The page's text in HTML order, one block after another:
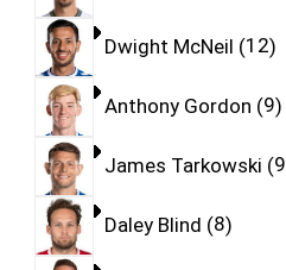
Dwight McNeil 12
Anthony Gordon 9
James Tarkowski 9
Daley Blind 8